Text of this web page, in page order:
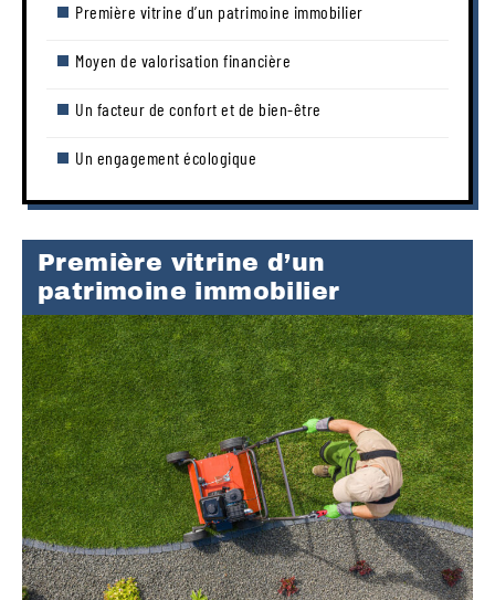
Première vitrine d’un patrimoine immobilier
Moyen de valorisation financière
Un facteur de confort et de bien-être
Un engagement écologique
Première vitrine d’un
patrimoine immobilier